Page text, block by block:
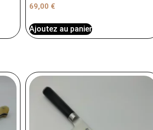
69,00 €
Ajoutez au panier